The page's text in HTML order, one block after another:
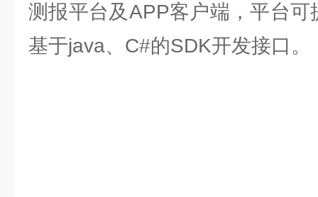
测报平台及APP客户端，平台
基于java、C#的SDK开发接口。